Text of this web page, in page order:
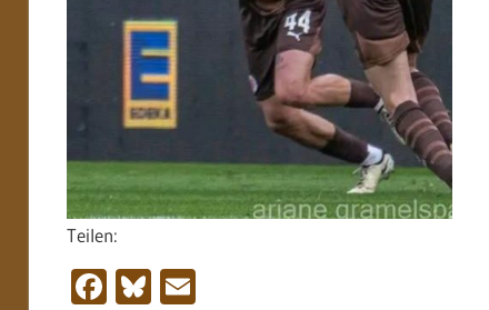
Teilen:
Facebook
Bluesky
Email